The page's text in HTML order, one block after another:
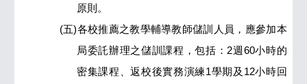
原則。
(五)各校推薦之教學輔導教師儲訓人員，應參加本
局委託辦理之儲訓課程，包括：2週60小時的
密集課程、返校後實務演練1學期及12小時回